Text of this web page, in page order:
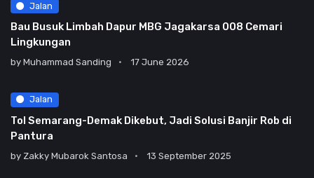
Jalan
Bau Busuk Limbah Dapur MBG Jagakarsa 008 Cemari
Lingkungan
by Muhammad Sanding 17 June 2026
Jalan
Tol Semarang-Demak Dikebut, Jadi Solusi Banjir Rob di
Pantura
by Zakky Mubarok Santosa 13 September 2025